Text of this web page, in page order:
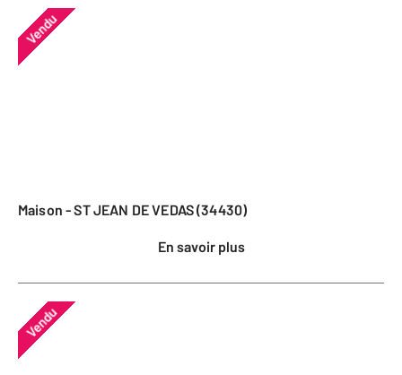
Vendu
Maison - ST JEAN DE VEDAS (34430)
En savoir plus
Vendu